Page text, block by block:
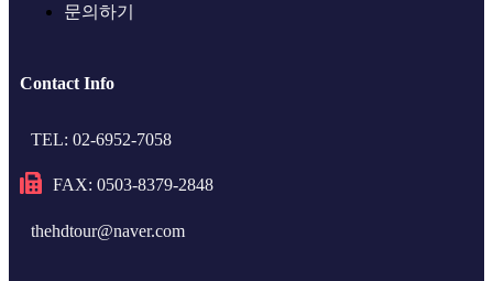
문의하기
Contact Info
TEL: 02-6952-7058
FAX: 0503-8379-2848
thehdtour@naver.com